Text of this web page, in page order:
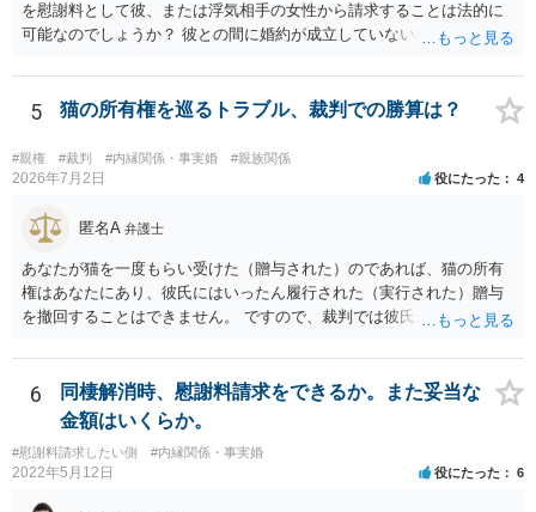
を慰謝料として彼、または浮気相手の女性から請求することは法的に
可能なのでしょうか？ 彼との間に婚約が成立していない場合には，彼
5 猫の所有権を巡るトラブル、裁判での勝算は？
#親権 #裁判 #内縁関係・事実婚 #親族関係
2026年7月2日 役にたった 4
匿名A 弁護士
あなたが猫を一度もらい受けた（贈与された）のであれば、猫の所有
権はあなたにあり、彼氏にはいったん履行された（実行された）贈与
を撤回することはできません。 ですので、裁判では彼氏が勝つことは
の事情からははっきりしませんので、早めに弁護士に面談相談する方
がいいでしょう。 場合によっては弁護士名で通知等出してもらうほう
がいいかもしれません。
6
同棲解消時、慰謝料請求をできるか。また妥当な
金額はいくらか。
#慰謝料請求したい側 #内縁関係・事実婚
2022年5月12日 役にたった 6